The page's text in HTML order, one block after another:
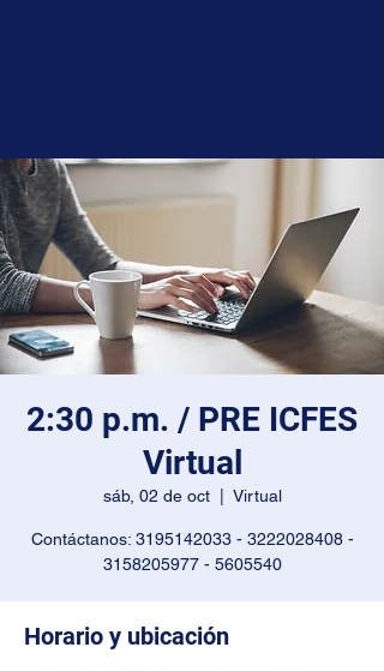
2:30 p.m. / PRE ICFES
Virtual
sáb, 02 de oct
  |
Virtual
Contáctanos: 3195142033 - 3222028408 -
3158205977 - 5605540
Horario y ubicación